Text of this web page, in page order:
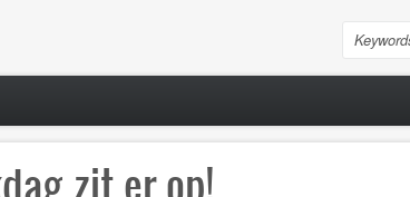
Search
zit er op!